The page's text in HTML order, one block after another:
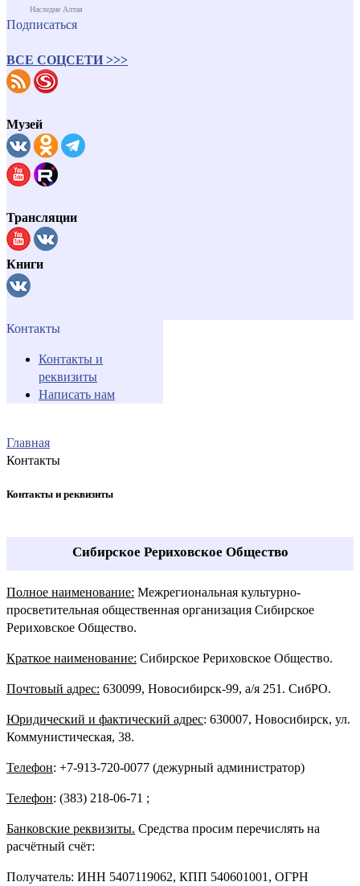
Наследие Алтая
Подписаться
ВСЕ СОЦСЕТИ >>>
Музей
Трансляции
Книги
Контакты
Контакты и
реквизиты
Написать нам
Главная
Контакты
Контакты и реквизиты
Сибирское Рериховское Общество
Полное наименование: Межрегиональная культурно-
просветительная общественная организация Сибирское
Рериховское Общество.
Краткое наименование: Сибирское Рериховское Общество.
Почтовый адрес: 630099, Новосибирск-99, а/я 251. СибРО.
Юридический и фактический адрес: 630007, Новосибирск, ул.
Коммунистическая, 38.
Телефон: +7-913-720-0077 (дежурный администратор)
Телефон: (383) 218-06-71 ;
Банковские реквизиты. Средства просим перечислять на
расчётный счёт:
Получатель: ИНН 5407119062, КПП 540601001, ОГРН